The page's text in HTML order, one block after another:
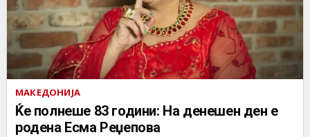
МАКЕДОНИЈА
Ќе полнеше 83 години: На денешен ден е
родена Есма Реџепова